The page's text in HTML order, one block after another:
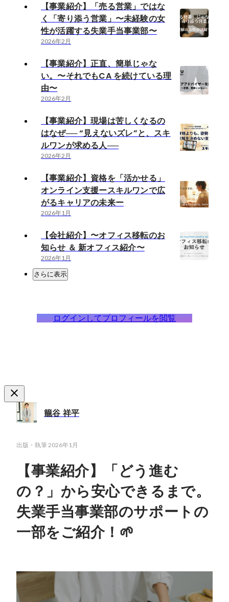
【事業紹介】「売る営業」ではな
く「寄り添う営業」〜未経験の女
性が活躍する失業手当事業部〜
2026年2月
【事業紹介】正直、簡単じゃな
い。〜それでもCA を続けている理
由〜
2026年2月
【事業紹介】現場は苦しくなるの
はなぜ── “見えないズレ”と、スキ
ルワンが求める人──
2026年2月
【事業紹介】資格を「活かせる」
オンライン支援ースキルワンで広
がるキャリアの未来ー
2026年1月
【会社紹介】〜オフィス移転のお
知らせ ＆ 新オフィス紹介〜
2026年1月
さらに表示
ログインしてプロフィールを閲覧
籠谷 祥平
出版・執筆2026年1月
【事業紹介】「どう進む
の？」から安心できるまで。
失業手当事業部のサポートの
一部をご紹介！🌱